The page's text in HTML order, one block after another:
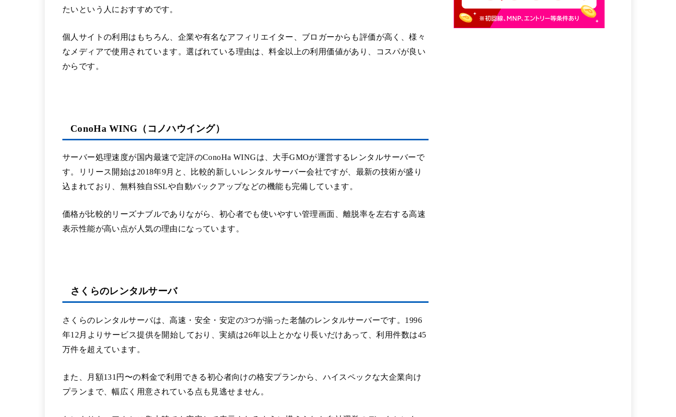
たいという人におすすめです。
個人サイトの利用はもちろん、企業や有名なアフィリエイター、ブロガーからも評価が高く、様々
なメディアで使用されています。選ばれている理由は、料金以上の利用価値があり、コスパが良い
からです。
ConoHa WING（コノハウイング）
サーバー処理速度が国内最速で定評のConoHa WINGは、大手GMOが運営するレンタルサーバーで
す。リリース開始は2018年9月と、比較的新しいレンタルサーバー会社ですが、最新の技術が盛り
込まれており、無料独自SSLや自動バックアップなどの機能も完備しています。
価格が比較的リーズナブルでありながら、初心者でも使いやすい管理画面、離脱率を左右する高速
表示性能が高い点が人気の理由になっています。
さくらのレンタルサーバ
さくらのレンタルサーバは、高速・安全・安定の3つが揃った老舗のレンタルサーバーです。1996
年12月よりサービス提供を開始しており、実績は26年以上とかなり長いだけあって、利用件数は45
万件を超えています。
また、月額131円〜の料金で利用できる初心者向けの格安プランから、ハイスペックな大企業向け
プランまで、幅広く用意されている点も見逃せません。